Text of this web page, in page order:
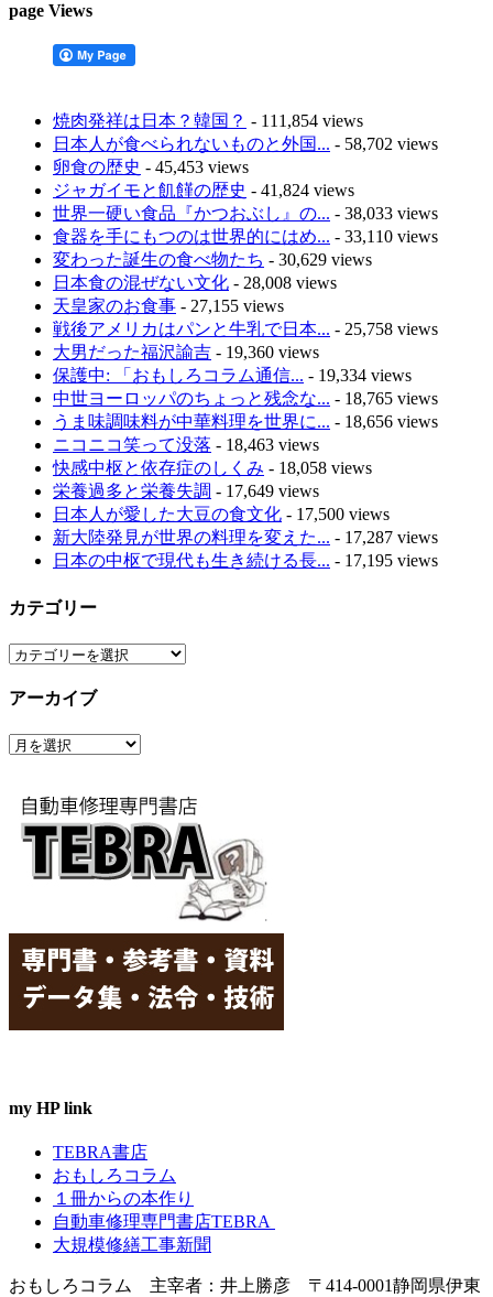
page Views
焼肉発祥は日本？韓国？ - 111,854 views
日本人が食べられないものと外国... - 58,702 views
卵食の歴史 - 45,453 views
ジャガイモと飢饉の歴史 - 41,824 views
世界一硬い食品『かつおぶし』の... - 38,033 views
食器を手にもつのは世界的にはめ... - 33,110 views
変わった誕生の食べ物たち - 30,629 views
日本食の混ぜない文化 - 28,008 views
天皇家のお食事 - 27,155 views
戦後アメリカはパンと牛乳で日本... - 25,758 views
大男だった福沢諭吉 - 19,360 views
保護中: 「おもしろコラム通信... - 19,334 views
中世ヨーロッパのちょっと残念な... - 18,765 views
うま味調味料が中華料理を世界に... - 18,656 views
ニコニコ笑って没落 - 18,463 views
快感中枢と依存症のしくみ - 18,058 views
栄養過多と栄養失調 - 17,649 views
日本人が愛した大豆の食文化 - 17,500 views
新大陸発見が世界の料理を変えた... - 17,287 views
日本の中枢で現代も生き続ける長... - 17,195 views
カテゴリー
カ
ゴ
ー
アーカイブ
ア
イ
ブ
my HP link
TEBRA書店
おもしろコラム
１冊からの本作り
自動車修理専門書店TEBRA
大規模修繕工事新聞
おもしろコラム 主宰者：井上勝彦 〒414-0001静岡県伊東